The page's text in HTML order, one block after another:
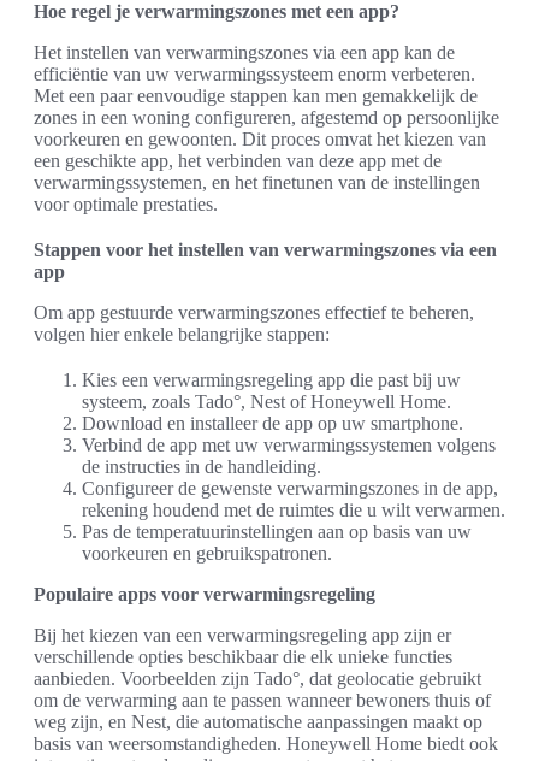
Hoe regel je verwarmingszones met een app?
Het instellen van verwarmingszones via een app kan de
efficiëntie van uw verwarmingssysteem enorm verbeteren.
Met een paar eenvoudige stappen kan men gemakkelijk de
zones in een woning configureren, afgestemd op persoonlijke
voorkeuren en gewoonten. Dit proces omvat het kiezen van
een geschikte app, het verbinden van deze app met de
verwarmingssystemen, en het finetunen van de instellingen
voor optimale prestaties.
Stappen voor het instellen van verwarmingszones via een
app
Om app gestuurde verwarmingszones effectief te beheren,
volgen hier enkele belangrijke stappen:
Kies een verwarmingsregeling app die past bij uw
systeem, zoals Tado°, Nest of Honeywell Home.
Download en installeer de app op uw smartphone.
Verbind de app met uw verwarmingssystemen volgens
de instructies in de handleiding.
Configureer de gewenste verwarmingszones in de app,
rekening houdend met de ruimtes die u wilt verwarmen.
Pas de temperatuurinstellingen aan op basis van uw
voorkeuren en gebruikspatronen.
Populaire apps voor verwarmingsregeling
Bij het kiezen van een verwarmingsregeling app zijn er
verschillende opties beschikbaar die elk unieke functies
aanbieden. Voorbeelden zijn Tado°, dat geolocatie gebruikt
om de verwarming aan te passen wanneer bewoners thuis of
weg zijn, en Nest, die automatische aanpassingen maakt op
basis van weersomstandigheden. Honeywell Home biedt ook